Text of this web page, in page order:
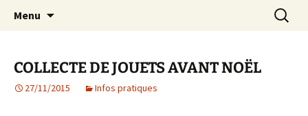
AIP Paris 14 – Association
Indépendante des Parents
d'élèves depuis 1981
Agit – s'Investit – Participe au service des
enfants du secteur scolaire Dolent-Arago-
Menu
COLLECTE DE JOUETS AVANT NOËL
27/11/2015 Infos pratiques